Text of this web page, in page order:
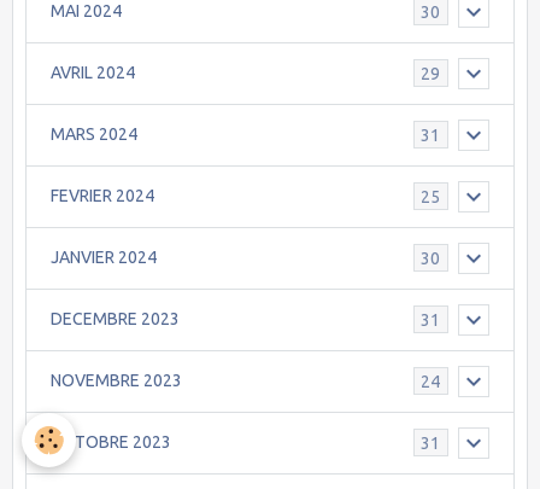
MAI 2024 30
AVRIL 2024 29
MARS 2024 31
FEVRIER 2024 25
JANVIER 2024 30
DECEMBRE 2023 31
NOVEMBRE 2023 24
OCTOBRE 2023 31